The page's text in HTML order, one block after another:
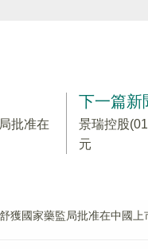
批准在
下一篇新
景瑞控股
元
獲國家藥監局批准在中國上